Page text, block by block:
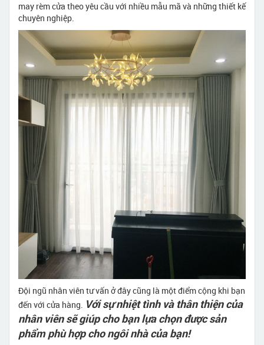
may rèm cửa theo yêu cầu với nhiều mẫu mã và những thiết kế
chuyên nghiệp.
Đội ngũ nhân viên tư vấn ở đây cũng là một điểm cộng khi bạn
đến với cửa hàng. Với sự nhiệt tình và thân thiện của
nhân viên sẽ giúp cho bạn lựa chọn được sản
phẩm phù hợp cho ngôi nhà của bạn!